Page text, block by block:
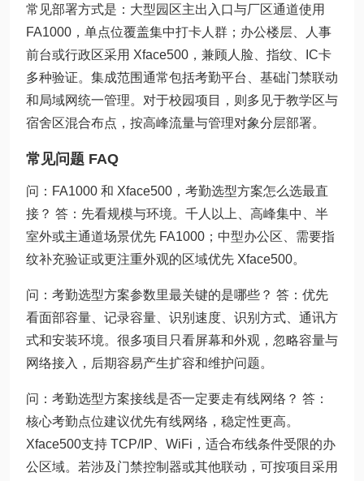
常见部署方式是：大型园区主出入口与厂区通道使用
FA1000，单点位覆盖集中打卡人群；办公楼层、人事
前台或行政区采用 Xface500，兼顾人脸、指纹、IC卡
多种验证。集成范围通常包括考勤平台、基础门禁联动
和局域网统一管理。对于校园项目，则多见于教学区与
宿舍区混合布点，按高峰流量与管理对象分层部署。
常见问题 FAQ
问：FA1000 和 Xface500，考勤选型方案怎么选最直
接？ 答：先看规模与环境。千人以上、高峰集中、半
室外或主通道场景优先 FA1000；中型办公区、需要指
纹补充验证或更注重外观的区域优先 Xface500。
问：考勤选型方案参数里最关键的是哪些？ 答：优先
看面部容量、记录容量、识别速度、识别方式、通讯方
式和安装环境。很多项目只看屏幕和外观，忽略容量与
网络接入，后期容易产生扩容和维护问题。
问：考勤选型方案接线是否一定要走有线网络？ 答：
核心考勤点位建议优先有线网络，稳定性更高。
Xface500支持 TCP/IP、WiFi，适合布线条件受限的办
公区域。若涉及门禁控制器或其他联动，可按项目采用